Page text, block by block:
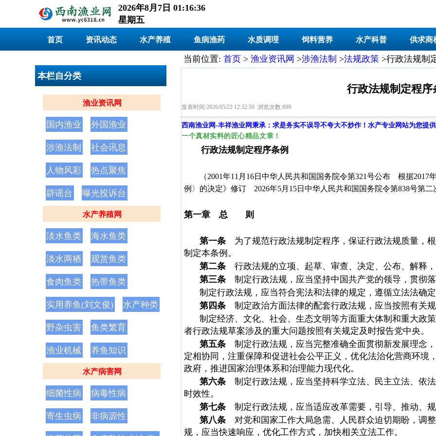
2026年8月7日 01:16:38
星期五
首页 资讯动态 水产养殖 鱼病渔药 水质调理 饲料营养 水产科普 供求商
本栏自分类
渔业资讯网
国内渔业 外国渔业
涉渔法制 社会讯息
人物风彩 热点聚焦
辟谣台 曝光投诉台
水产养殖网
淡水鱼类 海水鱼类
淡水两栖 观赏鱼类
食肉鱼类 热带鱼类
实用养鱼(刘文俊) 水产种类
野杂虫害 鱼类繁育
渔业机械 养鱼知识
水产病害网
细菌性病 病毒性病
寄生虫病 非病源性
当前位置: 首页 > 渔业资讯网 >涉渔法制 >法规政策 >行政法规制
行政法规制定程序
发表时间:2026/05/22 12:32:59 浏览次数:899
西南渔业网-丰祥渔业网秉承：求是务实不误导不夸大不炒作！水产专业网站为您提
一个真材实料的匠心精品文章！
行政法规制定程序条例
（2001年11月16日中华人民共和国国务院令第321号公布 根据
例〉的决定》修订 2026年5月15日中华人民共和国国务院令第838号第二
第一章 总 则
第一条 为了规范行政法规制定程序，保证行政法规质量，
制定本条例。
第二条 行政法规的立项、起草、审查、决定、公布、解释
第三条 制定行政法规，应当坚持中国共产党的领导，贯彻
制定行政法规，应当符合宪法和法律的规定，遵循立法法确
第四条 制定政治方面法律的配套行政法规，应当按照有关
制定经济、文化、社会、生态文明等方面重大体制和重大政
者行政法规草案涉及的重大问题按照有关规定及时报告党中央。
第五条 制定行政法规，应当完整准确全面贯彻新发展理念
定相协同，注重保障和促进社会公平正义，优化法治化营商环境
政府，推进国家治理体系和治理能力现代化。
第六条 制定行政法规，应当坚持科学立法、民主立法、依
时效性。
第七条 制定行政法规，应当适应改革需要，引导、推动、
第八条 对党和国家工作大局急需、人民群众迫切期盼，调
规，应当快速响应，优化工作方式，加快相关立法工作。